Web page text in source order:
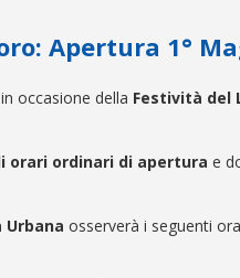
Apertura 1°
occasione della Festività del
orari ordinari di apertura e
Urbana osserverà i seguenti